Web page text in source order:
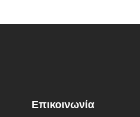
Επικοινωνία